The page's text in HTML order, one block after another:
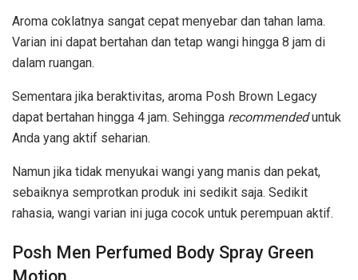
Aroma coklatnya sangat cepat menyebar dan tahan lama.
Varian ini dapat bertahan dan tetap wangi hingga 8 jam di
dalam ruangan.
Sementara jika beraktivitas, aroma Posh Brown Legacy
dapat bertahan hingga 4 jam. Sehingga recommendeduntuk
Anda yang aktif seharian.
Namun jika tidak menyukai wangi yang manis dan pekat,
sebaiknya semprotkan produk ini sedikit saja. Sedikit
rahasia, wangi varian ini juga cocok untuk perempuan aktif.
Posh Men Perfumed Body Spray Green